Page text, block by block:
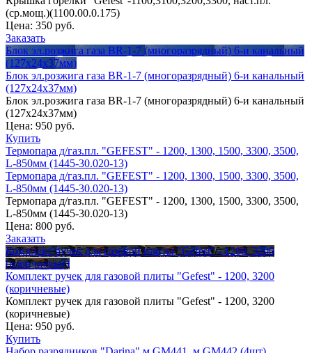
(ср.мощ.)(1100.00.0.175)
Цена: 350 руб.
Заказать
Блок эл.розжига газа BR-1-7 (многоразрядный) 6-и канальный
(127х24х37мм)
Блок эл.розжига газа BR-1-7 (многоразрядный) 6-и канальный
(127х24х37мм)
Блок эл.розжига газа BR-1-7 (многоразрядный) 6-и канальный
(127х24х37мм)
Цена: 950 руб.
Купить
Термопара д/газ.пл. "GEFEST" - 1200, 1300, 1500, 3300, 3500,
L-850мм (1445-30.020-13)
Термопара д/газ.пл. "GEFEST" - 1200, 1300, 1500, 3300, 3500,
L-850мм (1445-30.020-13)
Термопара д/газ.пл. "GEFEST" - 1200, 1300, 1500, 3300, 3500,
L-850мм (1445-30.020-13)
Цена: 800 руб.
Заказать
Комплект ручек для газовой плиты "Gefest" - 1200, 3200
(коричневые)
Комплект ручек для газовой плиты "Gefest" - 1200, 3200
(коричневые)
Комплект ручек для газовой плиты "Gefest" - 1200, 3200
(коричневые)
Цена: 950 руб.
Купить